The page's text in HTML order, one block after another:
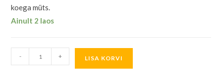
koega müts.
Ainult 2 laos
- + LISA KORVI